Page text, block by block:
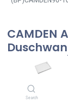
Search
CAMDEN
glänzend
CAMDEN | Acryl-